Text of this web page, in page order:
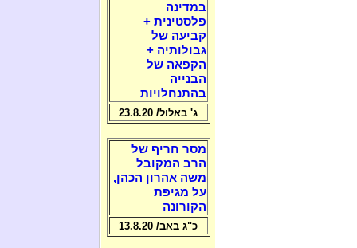
במדינה
פלסטינית +
קביעה של
גבולותיה +
הקפאה של
הבנייה
בהתנחלויות
ג' באלול/ 23.8.20
מסר חריף של
הרב המקובל
משה אהרון הכהן,
על מגיפת
הקורונה
כ"ג באב/ 13.8.20